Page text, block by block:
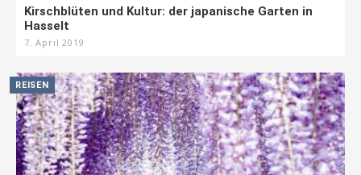
Kirschblüten und Kultur: der japanische Garten in
Hasselt
7. April 2019
REISEN